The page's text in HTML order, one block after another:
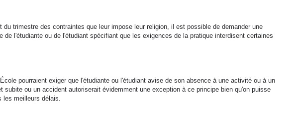
trimestre des contraintes que leur impose leur religion, il est possible de demander une
l'étudiante ou de l'étudiant spécifiant que les exigences de la pratique interdisent certaines
pourraient exiger que l'étudiante ou l'étudiant avise de son absence à une activité ou à un
ou un accident autoriserait évidemment une exception à ce principe bien qu'on puisse
les meilleurs délais.